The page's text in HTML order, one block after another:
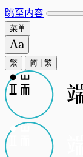
跳至内容
菜单
繁 简 繁